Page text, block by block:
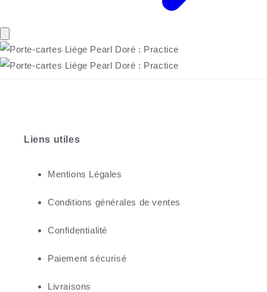
Liens utiles
Mentions Légales
Conditions générales de ventes
Confidentialité
Paiement sécurisé
Livraisons